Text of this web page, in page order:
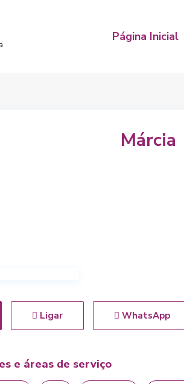
Página Inicial
Márcia
Ligar WhatsApp
e áreas de serviço